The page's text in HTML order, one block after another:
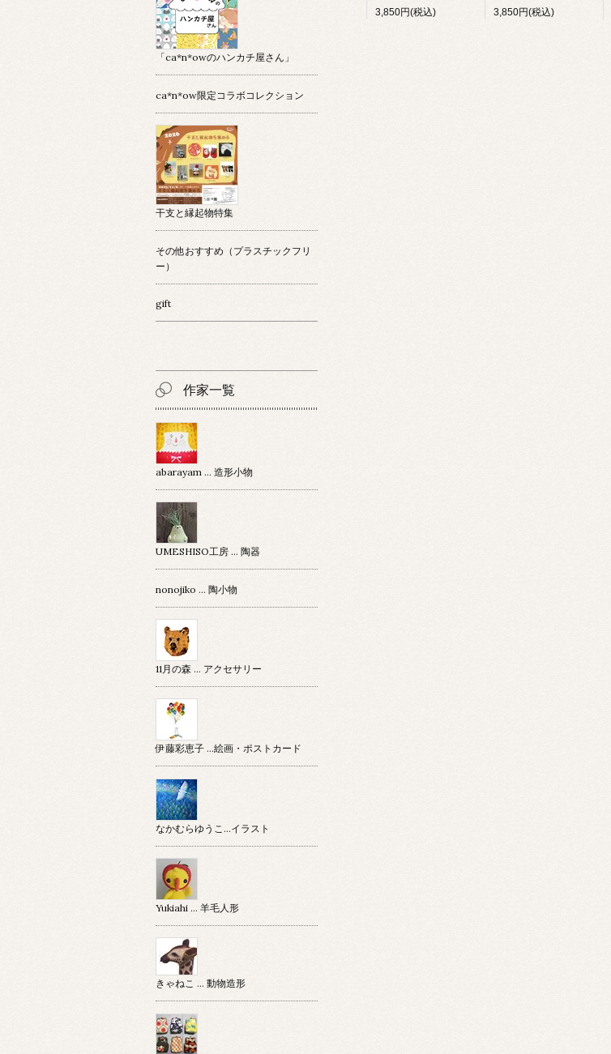
3,850円(税込) 3,850円(税込)
「ca*n*owのハンカチ屋さん」
ca*n*ow限定コラボコレクション
干支と縁起物特集
その他おすすめ（プラスチックフリ
ー）
gift
作家一覧
abarayam … 造形小物
UMESHISO工房 … 陶器
nonojiko ... 陶小物
11月の森 … アクセサリー
伊藤彩恵子 …絵画・ポストカード
なかむらゆうこ…イラスト
Yukiahi … 羊毛人形
きゃねこ … 動物造形